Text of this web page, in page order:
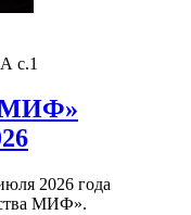
с.1
МИФ»
2026 года
МИФ».